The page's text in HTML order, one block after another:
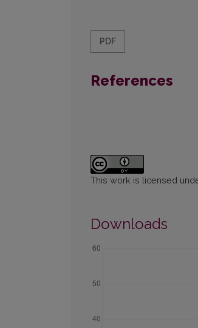
PDF
References
This work is licensed
Downloads